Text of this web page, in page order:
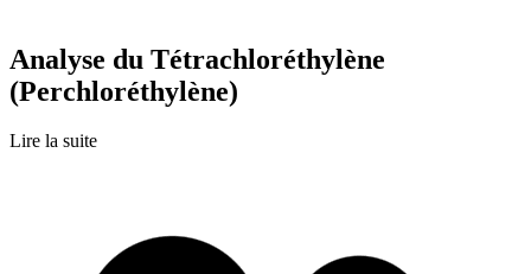
Analyse du Tétrachloréthylène
(Perchloréthylène)
Lire la suite